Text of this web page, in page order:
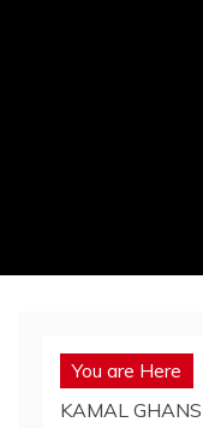
You are Here
KAMAL